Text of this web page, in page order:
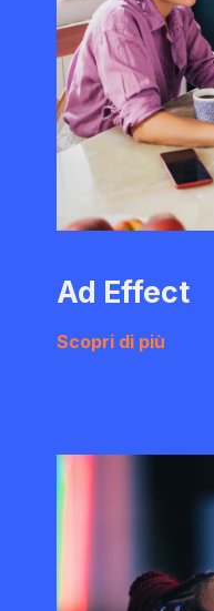
Ad Effect
Scopri di più